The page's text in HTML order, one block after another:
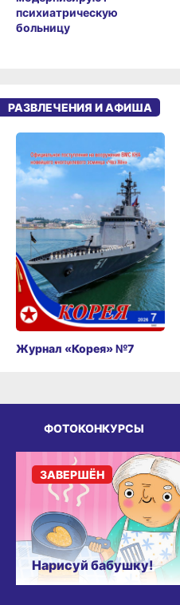
психиатрическую
больницу
РАЗВЛЕЧЕНИЯ И АФИША
Журнал «Корея» №7
ФОТОКОНКУРСЫ
Нарисуй бабушку!
ЗАВЕРШЁН